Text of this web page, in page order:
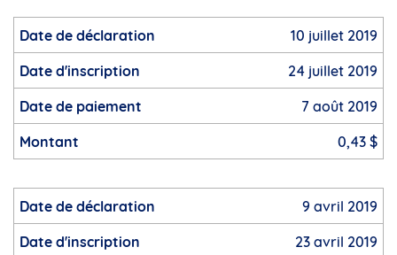
10 juillet 2019
24 juillet 2019
7 août 2019
0,43 $
9 avril 2019
23 avril 2019